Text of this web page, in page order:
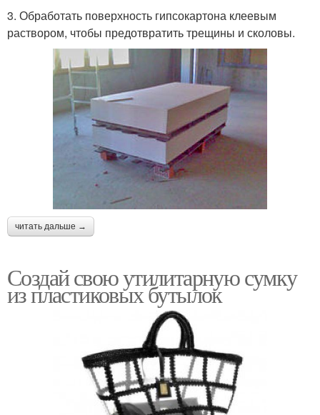
3. Обработать поверхность гипсокартона клеевым
раствором, чтобы предотвратить трещины и сколовы.
читать дальше →
Создай свою утилитарную сумку
из пластиковых бутылок